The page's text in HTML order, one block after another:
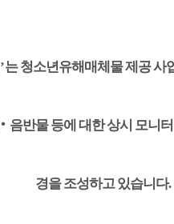
’는 청소년유해매체물 제공 사
‧ 음반물 등에 대한 상시 모니
경을 조성하고 있습니다.